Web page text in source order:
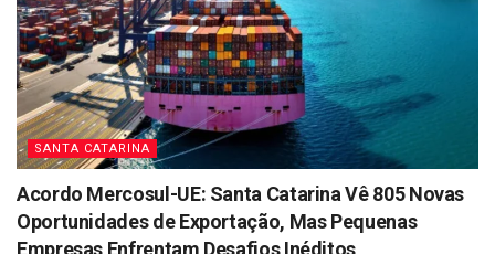
SANTA CATARINA
Acordo Mercosul-UE: Santa Catarina Vê 805 Novas
Oportunidades de Exportação, Mas Pequenas
Empresas Enfrentam Desafios Inéditos